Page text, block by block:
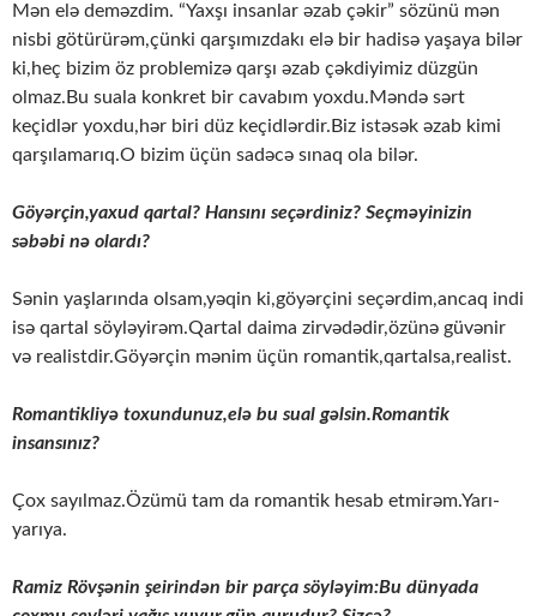
Mən elə deməzdim. “Yaxşı insanlar əzab çəkir” sözünü mən
nisbi götürürəm,çünki qarşımızdakı elə bir hadisə yaşaya bilər
ki,heç bizim öz problemizə qarşı əzab çəkdiyimiz düzgün
olmaz.Bu suala konkret bir cavabım yoxdu.Məndə sərt
keçidlər yoxdu,hər biri düz keçidlərdir.Biz istəsək əzab kimi
qarşılamarıq.O bizim üçün sadəcə sınaq ola bilər.
Göyərçin,yaxud qartal? Hansını seçərdiniz? Seçməyinizin
səbəbi nə olardı?
Sənin yaşlarında olsam,yəqin ki,göyərçini seçərdim,ancaq indi
isə qartal söyləyirəm.Qartal daima zirvədədir,özünə güvənir
və realistdir.Göyərçin mənim üçün romantik,qartalsa,realist.
Romantikliyə toxundunuz,elə bu sual gəlsin.Romantik
insansınız?
Çox sayılmaz.Özümü tam da romantik hesab etmirəm.Yarı-
yarıya.
Ramiz Rövşənin şeirindən bir parça söyləyim:Bu dünyada